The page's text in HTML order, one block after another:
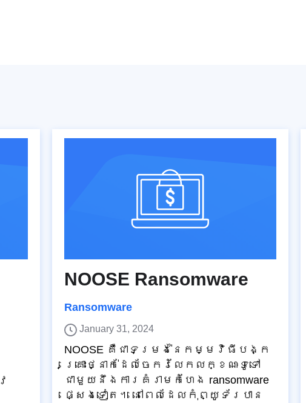
NOOSE Ransomware
Ransomware
January 31, 2024
NOOSE គឺជាទម្រង់នៃកម្មវិធីបង្ក
គ្រោះថ្នាក់ដែលចែករំលែកលក្ខណៈទូទៅ
ជាមួយនឹងការគំរាមកំហែង ransomware
ផ្សេងទៀត។ នៅពេលដែលកុំព្យូទ័របាន